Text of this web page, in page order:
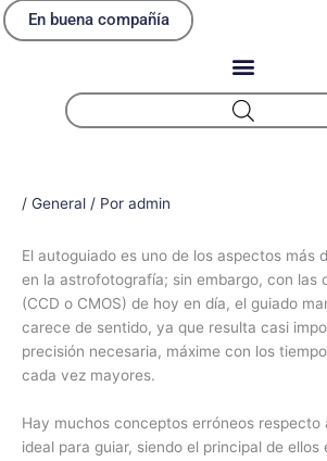
En buena compañía
/ General / Por admin
El autoguiado es uno de los aspectos más
en la astrofotografía; sin embargo, con las
(CCD o CMOS) de hoy en día, el guiado
carece de sentido, ya que resulta casi
precisión necesaria, máxime con los
cada vez mayores.
Hay muchos conceptos erróneos respecto
ideal para guiar, siendo el principal de ellos